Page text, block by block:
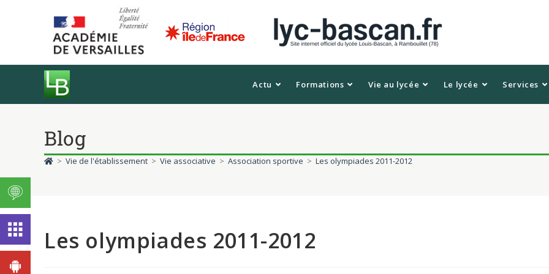
Actu Formations Vie au lycée Le lycée Services
Blog
> Vie de l'établissement > Vie associative > Association sportive > Les olympiades 2011-2012
Les olympiades 2011-2012